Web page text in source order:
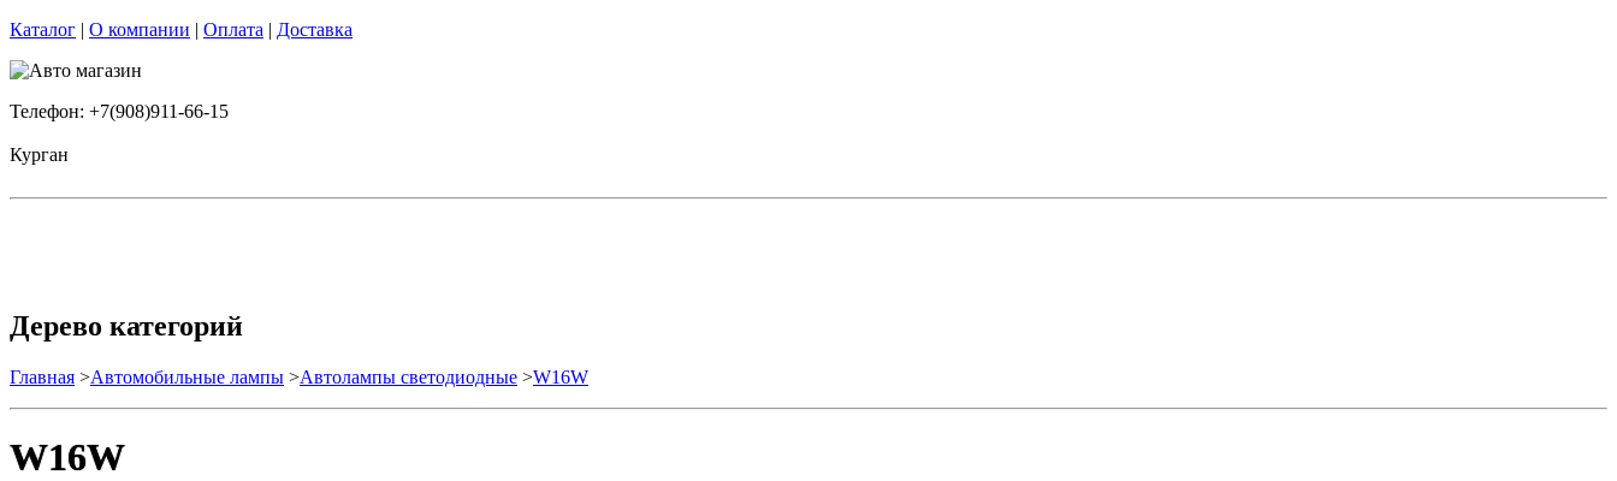
Каталог | О компании | Оплата | Доставка
Телефон: +7(908)911-66-15
Курган
Дерево категорий
Главная >Автомобильные лампы >Автолампы светодиодные >W16W
W16W